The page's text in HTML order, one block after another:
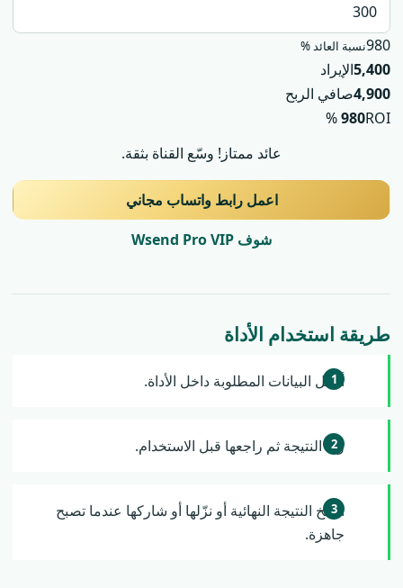
980نسبة العائد %
5,400الإيراد
4,900صافي الربح
980ROI %
عائد ممتاز! وسّع القناة بثقة.
اعمل رابط واتساب مجاني
شوف Wsend Pro VIP
طريقة استخدام الأداة
أدخل البيانات المطلوبة داخل الأداة.
ولّد النتيجة ثم راجعها قبل الاستخدام.
انسخ النتيجة النهائية أو نزّلها أو شاركها عندما تصبح
جاهزة.